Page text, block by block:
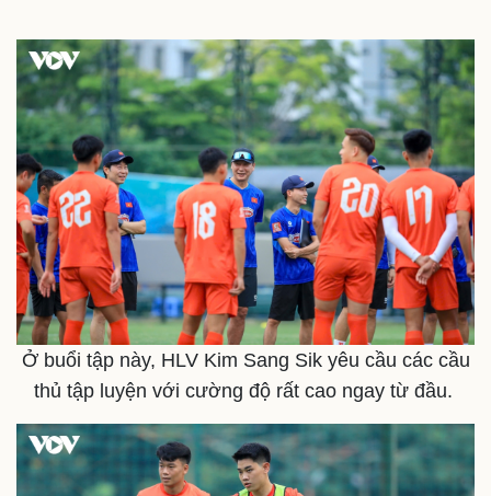
Hồ sơ
E-Magazine
Infographic
Ở buổi tập này, HLV Kim Sang Sik yêu cầu các cầu
thủ tập luyện với cường độ rất cao ngay từ đầu.